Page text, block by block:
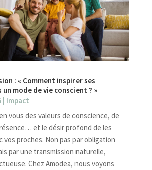
: « Comment inspirer ses
un mode de vie conscient ? »
| Impact
vous des valeurs de conscience, de
et le désir profond de les
vos proches. Non pas par obligation
par une transmission naturelle,
Chez Amodea, nous voyons